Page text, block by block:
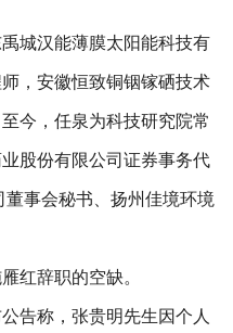
城汉能薄膜太阳能科技有
，安徽恒致铜铟镓硒技术
今，任泉为科技研究院常
股份有限公司证券事务代
事会秘书、扬州佳境环境
红辞职的空缺。
告称，张贵明先生因个人